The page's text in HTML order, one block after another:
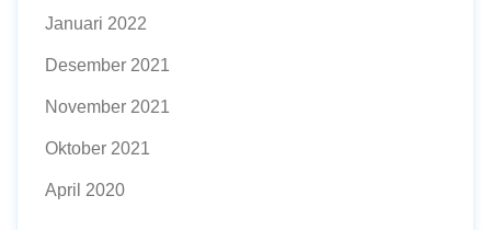
Januari 2022
Desember 2021
November 2021
Oktober 2021
April 2020